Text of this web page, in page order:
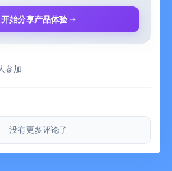
开始分享产品体验
参加
没有更多评论了